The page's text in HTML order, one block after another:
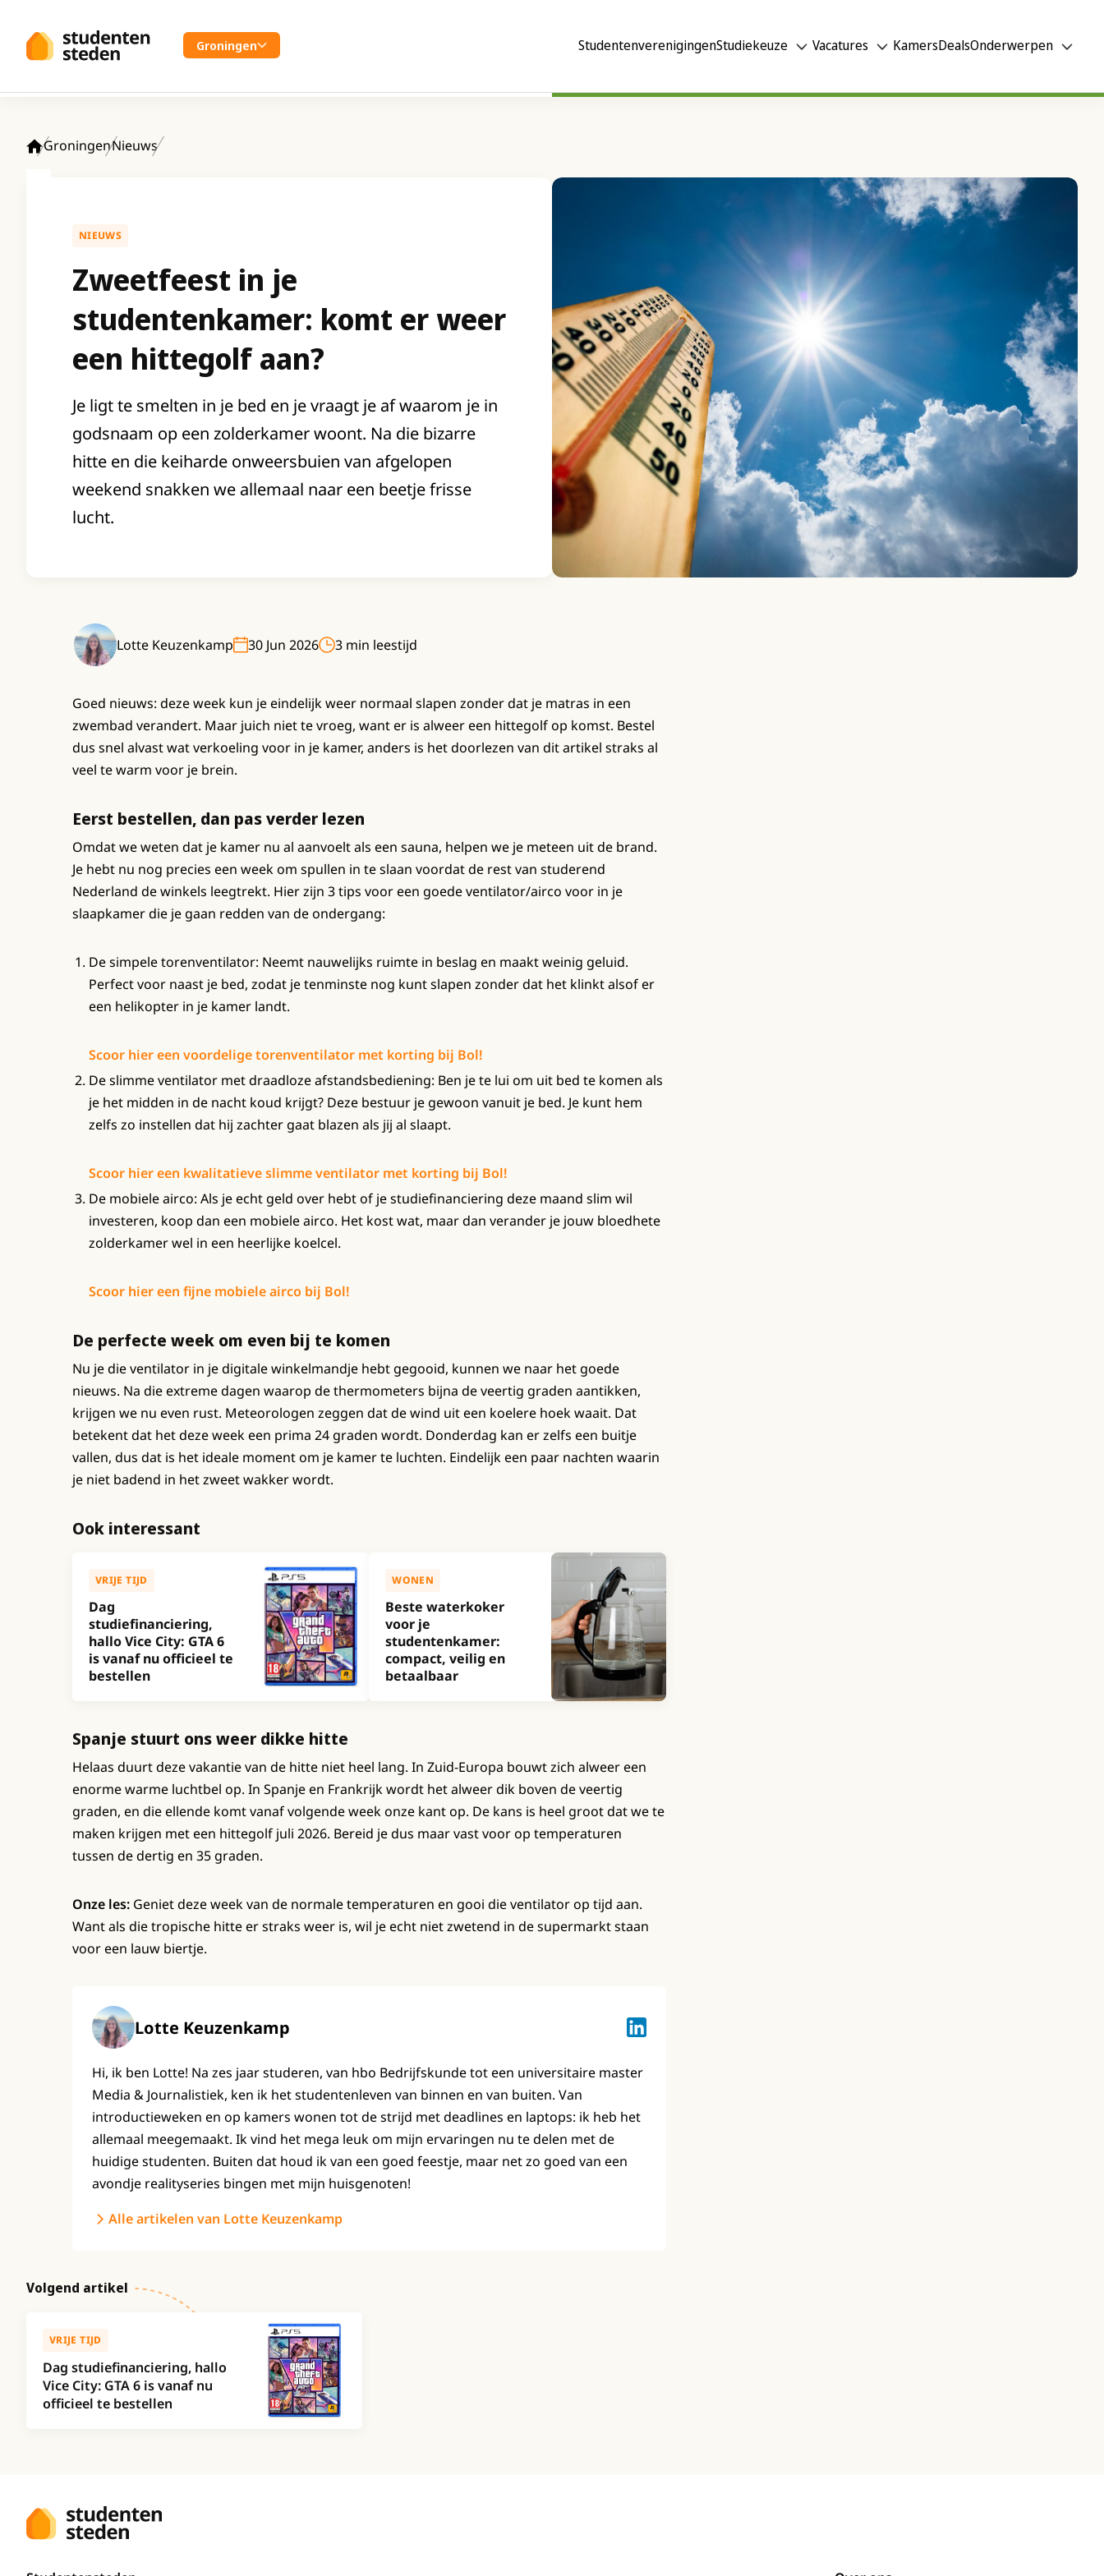
Groningen StudentenverenigingenStudiekeuze Vacatures KamersDealsOnderwerpen
GroningenNieuws
NIEUWS
Zweetfeest in je
studentenkamer: komt er weer
een hittegolf aan?
Je ligt te smelten in je bed en je vraagt je af waarom je in
godsnaam op een zolderkamer woont. Na die bizarre
hitte en die keiharde onweersbuien van afgelopen
weekend snakken we allemaal naar een beetje frisse
lucht.
Lotte Keuzenkamp 30 Jun 2026 3 min leestijd
Goed nieuws: deze week kun je eindelijk weer normaal slapen zonder dat je matras in een
zwembad verandert. Maar juich niet te vroeg, want er is alweer een hittegolf op komst. Bestel
dus snel alvast wat verkoeling voor in je kamer, anders is het doorlezen van dit artikel straks al
veel te warm voor je brein.
Eerst bestellen, dan pas verder lezen
Omdat we weten dat je kamer nu al aanvoelt als een sauna, helpen we je meteen uit de brand.
Je hebt nu nog precies een week om spullen in te slaan voordat de rest van studerend
Nederland de winkels leegtrekt. Hier zijn 3 tips voor een goede ventilator/airco voor in je
slaapkamer die je gaan redden van de ondergang:
De simpele torenventilator: Neemt nauwelijks ruimte in beslag en maakt weinig geluid.
Perfect voor naast je bed, zodat je tenminste nog kunt slapen zonder dat het klinkt alsof er
een helikopter in je kamer landt.
Scoor hier een voordelige torenventilator met korting bij Bol!
De slimme ventilator met draadloze afstandsbediening: Ben je te lui om uit bed te komen als
je het midden in de nacht koud krijgt? Deze bestuur je gewoon vanuit je bed. Je kunt hem
zelfs zo instellen dat hij zachter gaat blazen als jij al slaapt.
Scoor hier een kwalitatieve slimme ventilator met korting bij Bol!
De mobiele airco: Als je echt geld over hebt of je studiefinanciering deze maand slim wil
investeren, koop dan een mobiele airco. Het kost wat, maar dan verander je jouw bloedhete
zolderkamer wel in een heerlijke koelcel.
Scoor hier een fijne mobiele airco bij Bol!
De perfecte week om even bij te komen
Nu je die ventilator in je digitale winkelmandje hebt gegooid, kunnen we naar het goede
nieuws. Na die extreme dagen waarop de thermometers bijna de veertig graden aantikken,
krijgen we nu even rust. Meteorologen zeggen dat de wind uit een koelere hoek waait. Dat
betekent dat het deze week een prima 24 graden wordt. Donderdag kan er zelfs een buitje
vallen, dus dat is het ideale moment om je kamer te luchten. Eindelijk een paar nachten waarin
je niet badend in het zweet wakker wordt.
Ook interessant
VRIJE TIJD
Dag
studiefinanciering,
hallo Vice City: GTA 6
is vanaf nu officieel te
bestellen
WONEN
Beste waterkoker
voor je
studentenkamer:
compact, veilig en
betaalbaar
Spanje stuurt ons weer dikke hitte
Helaas duurt deze vakantie van de hitte niet heel lang. In Zuid-Europa bouwt zich alweer een
enorme warme luchtbel op. In Spanje en Frankrijk wordt het alweer dik boven de veertig
graden, en die ellende komt vanaf volgende week onze kant op. De kans is heel groot dat we te
maken krijgen met een hittegolf juli 2026. Bereid je dus maar vast voor op temperaturen
tussen de dertig en 35 graden.
Onze les: Geniet deze week van de normale temperaturen en gooi die ventilator op tijd aan.
Want als die tropische hitte er straks weer is, wil je echt niet zwetend in de supermarkt staan
voor een lauw biertje.
Lotte Keuzenkamp
Lotte Keuzenkamp op LinkedIn
Hi, ik ben Lotte! Na zes jaar studeren, van hbo Bedrijfskunde tot een universitaire master
Media & Journalistiek, ken ik het studentenleven van binnen en van buiten. Van
introductieweken en op kamers wonen tot de strijd met deadlines en laptops: ik heb het
allemaal meegemaakt. Ik vind het mega leuk om mijn ervaringen nu te delen met de
huidige studenten. Buiten dat houd ik van een goed feestje, maar net zo goed van een
avondje realityseries bingen met mijn huisgenoten!
Alle artikelen van Lotte Keuzenkamp
Volgend artikel
VRIJE TIJD
Dag studiefinanciering, hallo
Vice City: GTA 6 is vanaf nu
officieel te bestellen